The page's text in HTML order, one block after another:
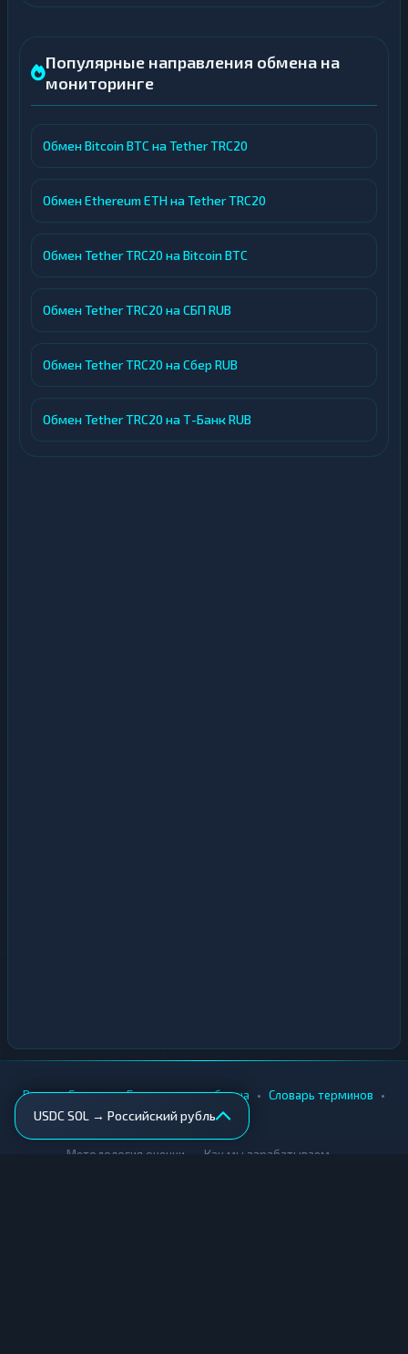
Популярные направления обмена на
мониторинге
Обмен Bitcoin BTC на Tether TRC20
Обмен Ethereum ETH на Tether TRC20
Обмен Tether TRC20 на Bitcoin BTC
Обмен Tether TRC20 на СБП RUB
Обмен Tether TRC20 на Сбер RUB
Обмен Tether TRC20 на Т-Банк RUB
USDC SOL → Российский рубль
Вики • Города • Безопасность обмена • Словарь терминов •
AML-проверка
Методология оценки Как мы зарабатываем